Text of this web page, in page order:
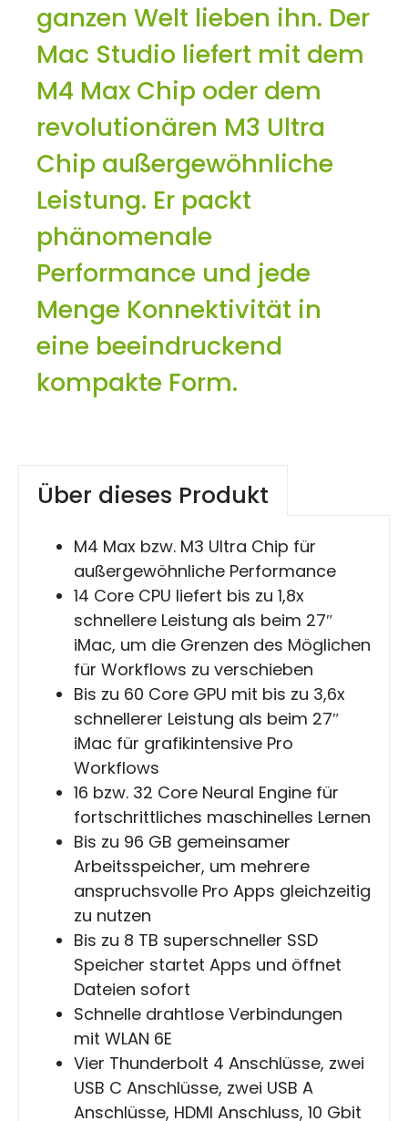
ganzen Welt lieben ihn. Der
Mac Studio liefert mit dem
M4 Max Chip oder dem
revolutionären M3 Ultra
Chip außergewöhnliche
Leistung. Er packt
phänomenale
Performance und jede
Menge Konnektivität in
eine beeindruckend
kompakte Form.
Über dieses Produkt
M4 Max bzw. M3 Ultra Chip für
außergewöhnliche Performance
14 Core CPU liefert bis zu 1,8x
schnellere Leistung als beim 27″
iMac, um die Grenzen des Möglichen
für Workflows zu verschieben
Bis zu 60 Core GPU mit bis zu 3,6x
schnellerer Leistung als beim 27″
iMac für grafikintensive Pro
Workflows
16 bzw. 32 Core Neural Engine für
fortschrittliches maschinelles Lernen
Bis zu 96 GB gemeinsamer
Arbeitsspeicher, um mehrere
anspruchsvolle Pro Apps gleichzeitig
zu nutzen
Bis zu 8 TB superschneller SSD
Speicher startet Apps und öffnet
Dateien sofort
Schnelle drahtlose Verbindungen
mit WLAN 6E
Vier Thunderbolt 4 Anschlüsse, zwei
USB C Anschlüsse, zwei USB A
Anschlüsse, HDMI Anschluss, 10 Gbit